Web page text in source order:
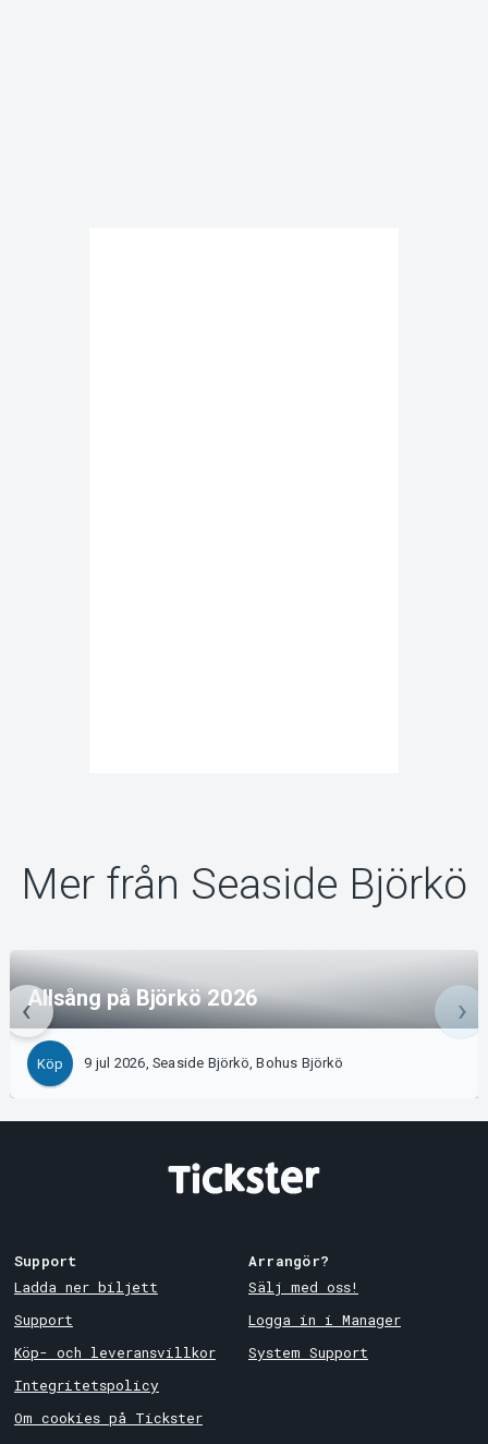
Mer från Seaside Björkö
Allsång på Björkö 2026
Köp 9 jul 2026, Seaside Björkö, Bohus Björkö
Support
Ladda ner biljett
Support
Köp- och leveransvillkor
Integritetspolicy
Om cookies på Tickster
Arrangör?
Sälj med oss!
Logga in i Manager
System Support